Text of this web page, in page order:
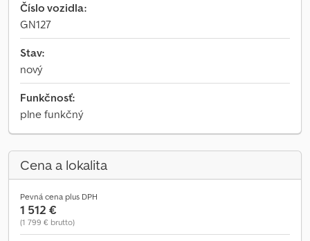
Číslo vozidla:
GN127
Stav:
nový
Funkčnosť:
plne funkčný
Cena a lokalita
Pevná cena plus DPH
1 512 €
(1 799 € brutto)